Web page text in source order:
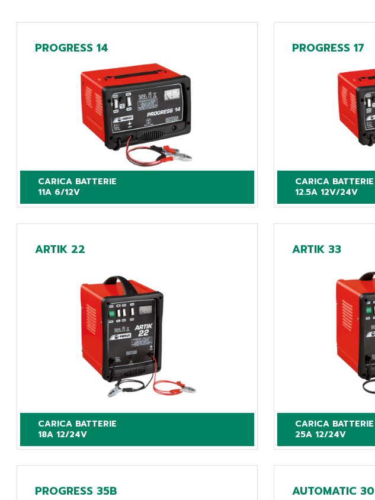
PROGRESS 14
CARICA BATTERIE
11A 6/12V
PROGRESS 17
CARICA BATTERIE
12.5A 12V/24V
ARTIK 22
CARICA BATTERIE
18A 12/24V
ARTIK 33
CARICA BATTERIE
25A 12/24V
PROGRESS 35B AUTOMATIC 30